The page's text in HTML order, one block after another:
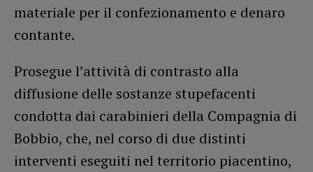
materiale per il confezionamento e denaro
contante.
Prosegue l’attività di contrasto alla
diffusione delle sostanze stupefacenti
condotta dai carabinieri della Compagnia di
Bobbio, che, nel corso di due distinti
interventi eseguiti nel territorio piacentino,